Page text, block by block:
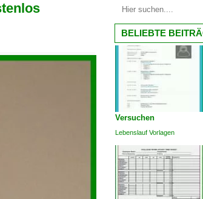
BELIEBTE
Versuchen
Lebenslauf Vorlagen